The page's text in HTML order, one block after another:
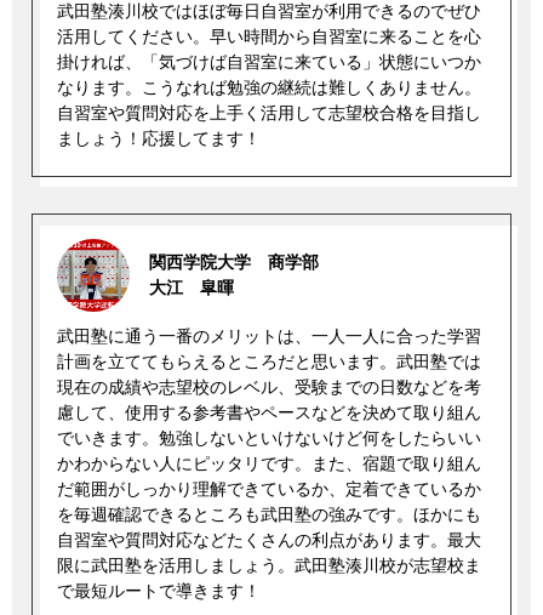
武田塾湊川校ではほぼ毎日自習室が利用できるのでぜひ
活用してください。早い時間から自習室に来ることを心
掛ければ、「気づけば自習室に来ている」状態にいつか
なります。こうなれば勉強の継続は難しくありません。
自習室や質問対応を上手く活用して志望校合格を目指し
ましょう！応援してます！
関西学院大学 商学部
大江 皐暉
武田塾に通う一番のメリットは、一人一人に合った学習
計画を立ててもらえるところだと思います。武田塾では
現在の成績や志望校のレベル、受験までの日数などを考
慮して、使用する参考書やペースなどを決めて取り組ん
でいきます。勉強しないといけないけど何をしたらいい
かわからない人にピッタリです。また、宿題で取り組ん
だ範囲がしっかり理解できているか、定着できているか
を毎週確認できるところも武田塾の強みです。ほかにも
自習室や質問対応などたくさんの利点があります。最大
限に武田塾を活用しましょう。武田塾湊川校が志望校ま
で最短ルートで導きます！